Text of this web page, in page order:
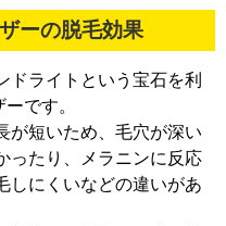
ーの脱毛効果
ドライトという宝石を利
です。
が短いため、毛穴が深い
ったり、メラニンに反応
しにくいなどの違いがあ